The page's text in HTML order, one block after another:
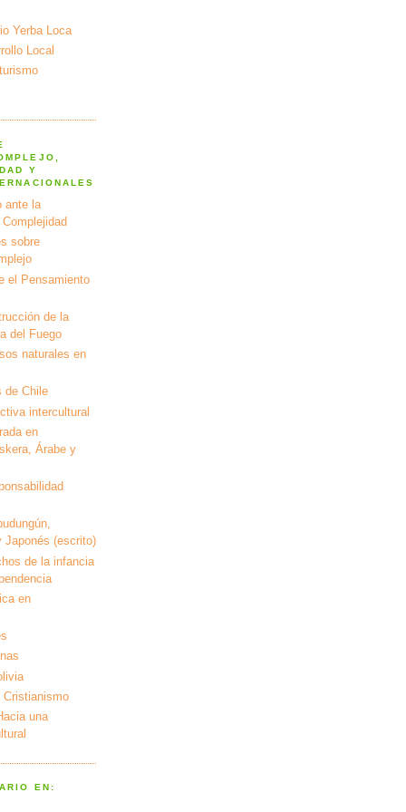
Yerba Loca
Local
Y
ante la
sobre
el Pensamiento
de la
del Fuego
naturales en
de Chile
intercultural
en
Árabe y
Japonés (escrito)
de la infancia
en
Cristianismo
una
EN: